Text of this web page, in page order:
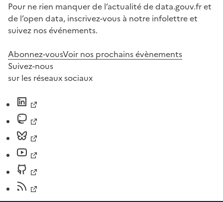
Pour ne rien manquer de l’actualité de data.gouv.fr et
de l’open data, inscrivez-vous à notre infolettre et
suivez nos événements.
Abonnez-vousVoir nos prochains évènements
Suivez-nous
sur les réseaux sociaux